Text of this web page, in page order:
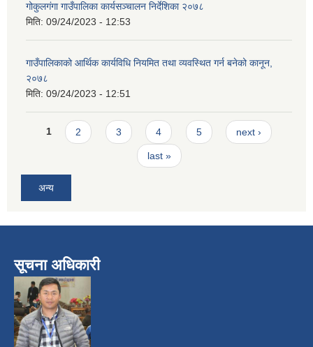
गोकुलगंगा गाउँपालिका कार्यसञ्चालन निर्देशिका २०७८
मिति: 09/24/2023 - 12:53
गाउँपालिकाको आर्थिक कार्यविधि नियमित तथा व्यवस्थित गर्न बनेको कानून,
२०७८
मिति: 09/24/2023 - 12:51
Pages
1 2 3 4 5 next ›
last »
अन्य
सूचना अधिकारी